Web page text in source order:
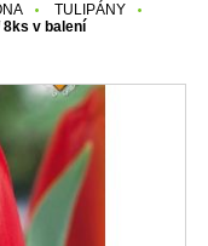
TULIPÁNY
8ks v balení